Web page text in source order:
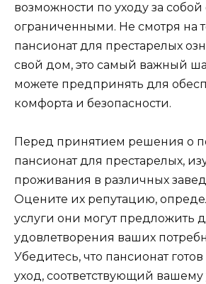
возможности по уходу за собой
ограниченными. Не смотря на
пансионат для престарелых
свой дом, это самый важный
можете предпринять для
комфорта и безопасности.
Перед принятием решения о
пансионат для престарелых,
проживания в различных
Оцените их репутацию,
услуги они могут предложить
удовлетворения ваших
Убедитесь, что пансионат
уход, соответствующий